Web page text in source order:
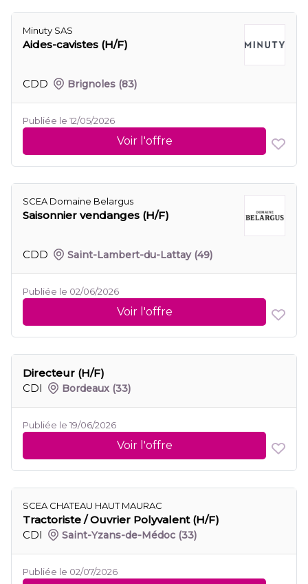
Minuty SAS
Aides-cavistes (H/F)
CDD Brignoles (83)
Publiée le 12/05/2026
Voir l'offre
SCEA Domaine Belargus
Saisonnier vendanges (H/F)
CDD Saint-Lambert-du-Lattay (49)
Publiée le 02/06/2026
Voir l'offre
Directeur (H/F)
CDI
Bordeaux (33)
Publiée le 19/06/2026
Voir l'offre
SCEA CHATEAU HAUT MAURAC
Tractoriste / Ouvrier Polyvalent (H/F)
CDI
Saint-Yzans-de-Médoc (33)
Publiée le 02/07/2026